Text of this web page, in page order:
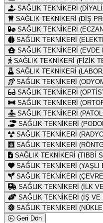
SAĞLIK TEKNİKERİ
SAĞLIK TEKNİKERİ (DİŞ
SAĞLIK TEKNİKERİ
SAĞLIK TEKNİKERİ
SAĞLIK TEKNİKERİ (EVDE
SAĞLIK TEKNİKERİ (FİZİK
SAĞLIK TEKNİKERİ
SAĞLIK TEKNİKERİ
SAĞLIK TEKNİKERİ
SAĞLIK TEKNİKERİ
SAĞLIK TEKNİKERİ
SAĞLIK TEKNİKERİ
SAĞLIK TEKNİKERİ
SAĞLIK TEKNİKERİ
SAĞLIK TEKNİKERİ (TIBBİ
SAĞLIK TEKNİKERİ (YAŞLI
SAĞLIK TEKNİKERİ
SAĞLIK TEKNİKERİ (İLK
SAĞLIK TEKNİKERİ (İŞ VE
SAĞLIK TEKNİKERİ
Geri Dön